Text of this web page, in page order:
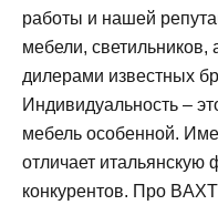
работы и нашей
мебели,
дилерами известных
Индивидуальность –
мебель особенной.
отличает итальянскую
конкурентов. Про